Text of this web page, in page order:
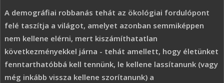
A demográfiai robbanás tehát az ökológiai fordulópont
felé taszítja a világot, amelyet azonban semmiképpen
nem kellene elérni, mert kiszámíthatatlan
következményekkel járna - tehát amellett, hogy életünket
fenntarthatóbbá kell tennünk, le kellene lassítanunk (vagy
még inkább vissza kellene szorítanunk) a